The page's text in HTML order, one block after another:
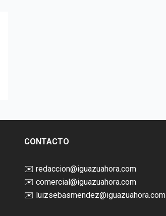
CONTACTO
✉️ redaccion@iguazuahora.com
✉️ comercial@iguazuahora.com
✉️ luizsebasmendez@iguazuahora.com